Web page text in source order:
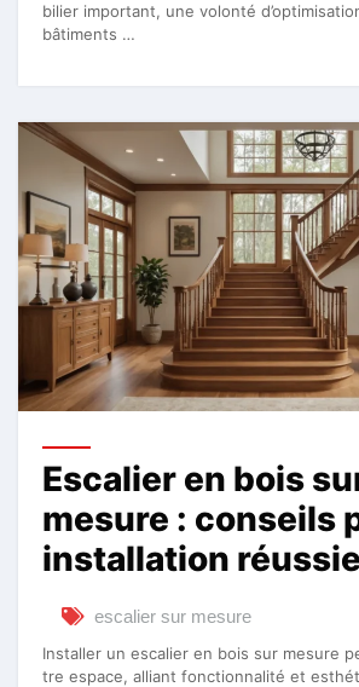
bilier important, une volonté
bâtiments …
Escalier en bois
mesure : conseils
installation réussie
escalier sur mesure
Installer un escalier en bois sur mesure
tre espace, alliant fonctionnalité et